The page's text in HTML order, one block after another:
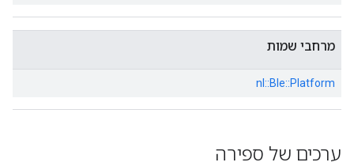
מרחבי שמות
nl::Ble::Platform
ערכים של ספירה